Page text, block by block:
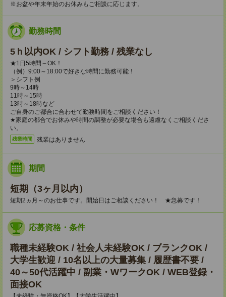
※お盆や年末年始のお休みもご相談に応じます。
勤務時間
5ｈ以内OK / シフト勤務 / 残業なし
★1日5時間～OK！
（例）9:00～18:00で好きな時間に勤務可能！
＞シフト例
9時～14時
11時～15時
13時～18時など
ご自身のご都合に合わせて勤務時間をご相談ください！
★家庭の都合でお休みや時間の調整が必要な場合も遠慮なくご相談くださ
い。
残業時間 残業はありません
期間
短期（3ヶ月以内）
短期2ヵ月～のお仕事です。開始日はご相談ください！ ★急募です！
応募資格・条件
職種未経験OK / 社会人未経験OK / ブランクOK /
大学生歓迎 / 10名以上の大量募集 / 履歴書不要 /
40～50代活躍中 / 副業・WワークOK / WEB登録・
面接OK